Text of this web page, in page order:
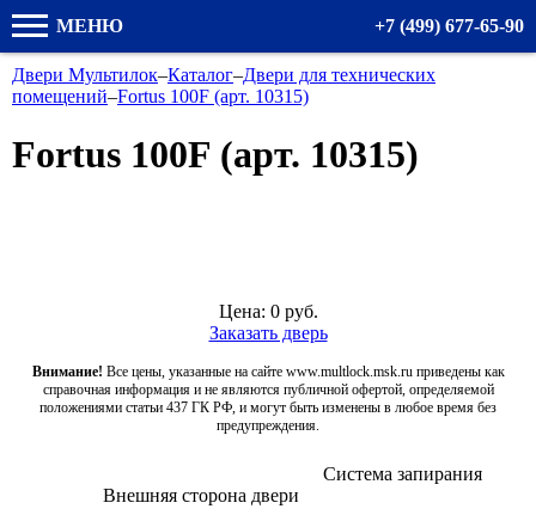
МЕНЮ +7 (499) 677-65-90
Двери Мультилок–Каталог–Двери для технических
помещений–Fortus 100F (арт. 10315)
Fortus 100F (арт. 10315)
Цена: 0руб.
Заказать дверь
Внимание! Все цены, указанные на сайте www.multlock.msk.ru приведены как
справочная информация и не являются публичной офертой, определяемой
положениями статьи 437 ГК РФ, и могут быть изменены в любое время без
предупреждения.
Внешняя сторона двери
Система запирания